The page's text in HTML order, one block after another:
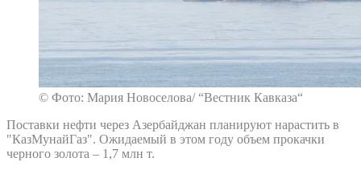
© Фото: Мария Новоселова/ “Вестник Кавказа“
Поставки нефти через Азербайджан планируют нарастить в
"КазМунайГаз". Ожидаемый в этом году объем прокачки
черного золота – 1,7 млн т.